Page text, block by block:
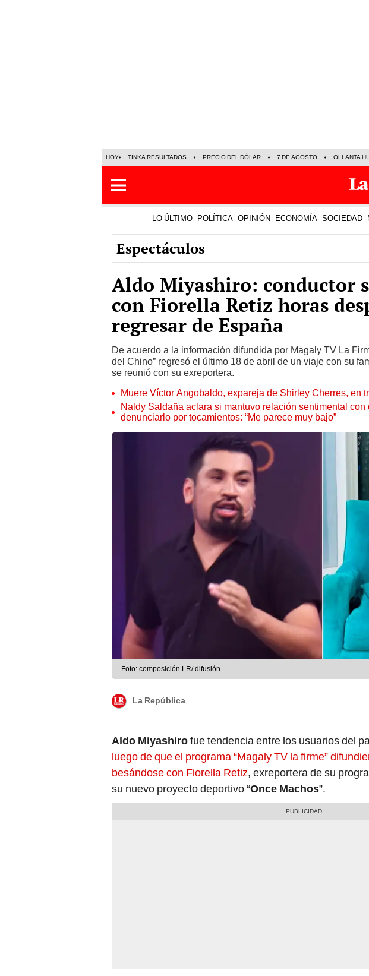
HOY TINKA RESULTADOS PRECIO DEL DÓLAR 7 DE AGOSTO OLLANTA
LO ÚLTIMO POLÍTICA OPINIÓN ECONOMÍA SOCIEDAD
Espectáculos
Aldo Miyashiro: conductor
con Fiorella Retiz horas
regresar de España
De acuerdo a la información difundida por Magaly TV La
del Chino” regresó el último 18 de abril de un viaje con su
se reunió con su exreportera.
Muere Víctor Angobaldo, expareja de Shirley Cherres, en
Naldy Saldaña aclara si mantuvo relación sentimental
denunciarlo por tocamientos: “Me parece muy bajo”
Foto: composición LR/ difusión
La República
Aldo Miyashirofue tendencia entre los usuarios del
luego de que el programa “Magaly TV la firme”
besándose con Fiorella Retiz, exreportera de su
su nuevo proyecto deportivo “Once Machos”.